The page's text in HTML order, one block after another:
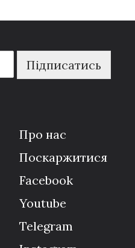
Підписатись
Про нас
Поскаржитися
Facebook
Youtube
Telegram